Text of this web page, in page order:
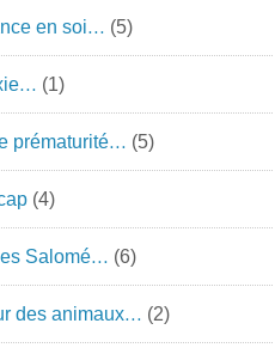
en soi… (5)
(1)
prématurité… (5)
(4)
Salomé… (6)
des animaux… (2)